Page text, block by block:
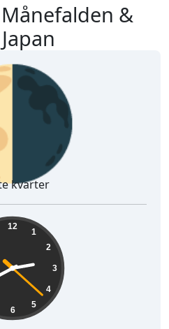
&
kvarter
12
1
2
3
4
5
6